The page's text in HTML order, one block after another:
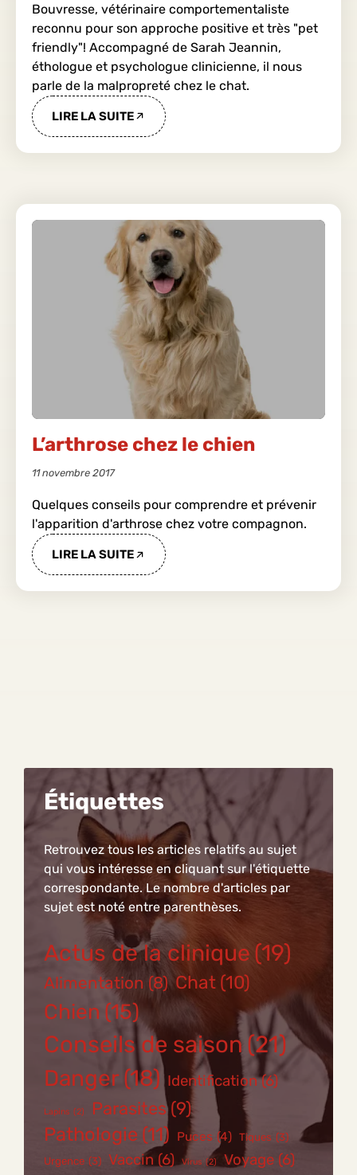
Bouvresse, vétérinaire comportementaliste
reconnu pour son approche positive et très "pet
friendly"! Accompagné de Sarah Jeannin,
éthologue et psychologue clinicienne, il nous
parle de la malpropreté chez le chat.
LIRE LA SUITE
L’arthrose chez le chien
11 novembre 2017
Quelques conseils pour comprendre et prévenir
l'apparition d'arthrose chez votre compagnon.
LIRE LA SUITE
Étiquettes
Retrouvez tous les articles relatifs au sujet
qui vous intéresse en cliquant sur l'étiquette
correspondante. Le nombre d'articles par
sujet est noté entre parenthèses.
Actus de la clinique (19)
Alimentation (8) Chat (10)
Chien (15)
Conseils de saison (21)
Danger(18) Identification (6)
Lapins (2) Parasites (9)
Pathologie (11) Puces (4) Tiques (3)
Urgence (3) Vaccin (6) Virus (2) Voyage (6)